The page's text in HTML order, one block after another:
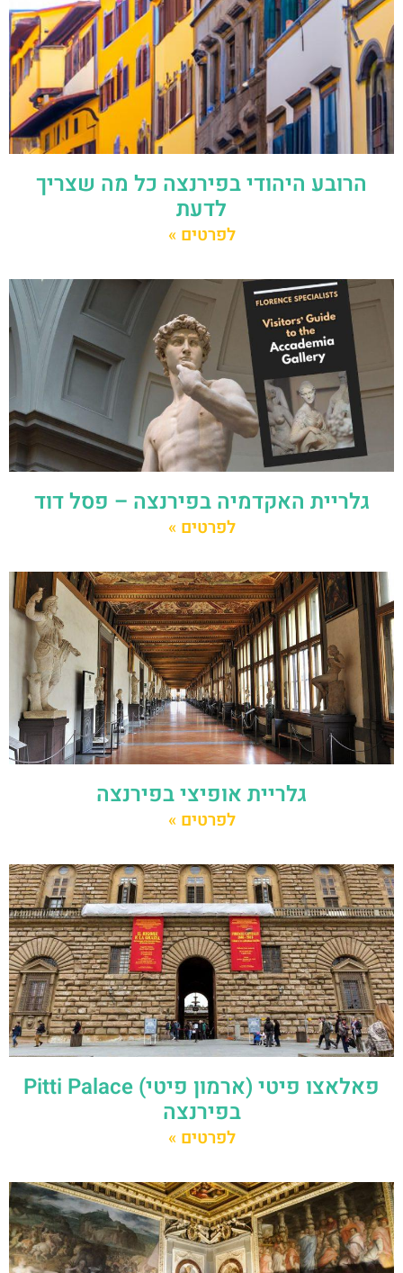
הרובע היהודי בפירנצה כל מה שצריך
לדעת
לפרטים »
גלריית האקדמיה בפירנצה – פסל דוד
לפרטים »
גלריית אופיצי בפירנצה
לפרטים »
פאלאצו פיטי (ארמון פיטי) Pitti Palace
בפירנצה
לפרטים »